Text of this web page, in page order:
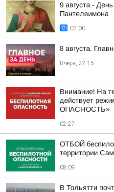
9 августа -
Пантелеимона
07:00
8 августа.
Вчера, 22:15
Внимание! На
действует
ОПАСНОСТЬ»
02:27
ОТБОЙ
территории
08:09
В Тольятти